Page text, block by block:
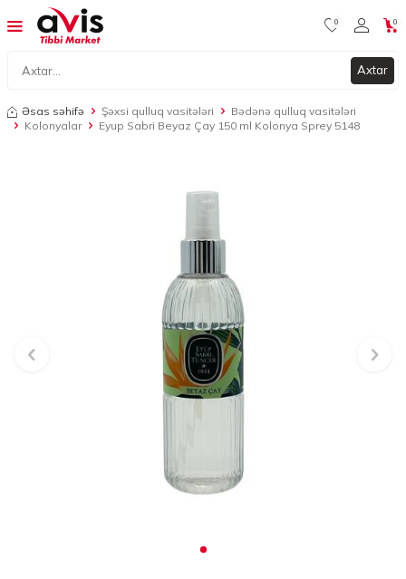
Axtar
0 0
Əsas səhifə Şəxsi qulluq vasitələri
Bədənə qulluq vasitələri
Kolonyalar
Eyup Sabri Beyaz Çay 150 ml Kolonya Sprey 5148